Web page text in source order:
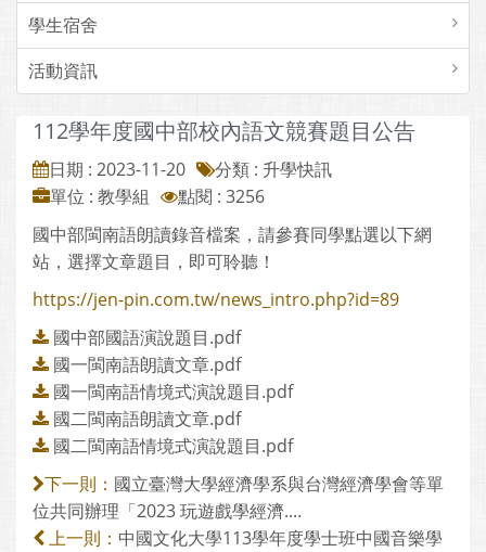
學生宿舍
活動資訊
112學年度國中部校內語文競賽題目公告
日期 : 2023-11-20
分類 : 升學快訊
單位 : 教學組
點閱 : 3256
國中部閩南語朗讀錄音檔案，請參賽同學點選以下網
站，選擇文章題目，即可聆聽！
https://jen-pin.com.tw/news_intro.php?id=89
國中部國語演說題目.pdf
國一閩南語朗讀文章.pdf
國一閩南語情境式演說題目.pdf
國二閩南語朗讀文章.pdf
國二閩南語情境式演說題目.pdf
下一則： 國立臺灣大學經濟學系與台灣經濟學會等單
位共同辦理「2023 玩遊戲學經濟....
上一則： 中國文化大學113學年度學士班中國音樂學